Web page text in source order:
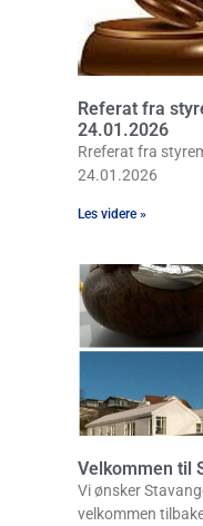
Referat fra
24.01.2026
Rreferat fra
24.01.2026
Les videre »
Velkommen til
Vi ønsker
velkommen